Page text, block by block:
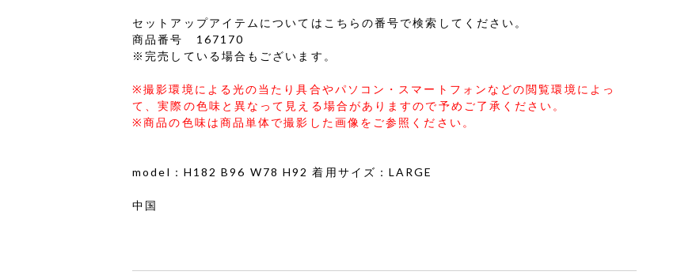
セットアップアイテムについてはこちらの番号で検索してください。
商品番号 167170
※完売している場合もございます。
※撮影環境による光の当たり具合やパソコン・スマートフォンなどの閲覧環境によっ
て、実際の色味と異なって見える場合がありますので予めご了承ください。
※商品の色味は商品単体で撮影した画像をご参照ください。
model：H182 B96 W78 H92 着用サイズ：LARGE
中国